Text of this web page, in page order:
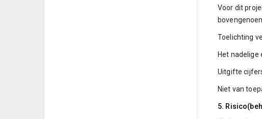
Voor dit
Toelichting
Het nadelige
Uitgifte
Niet van
5.